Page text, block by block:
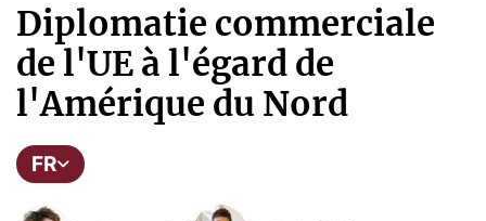
Diplomatie commerciale
de l'UE à l'égard de
l'Amérique du Nord
FR